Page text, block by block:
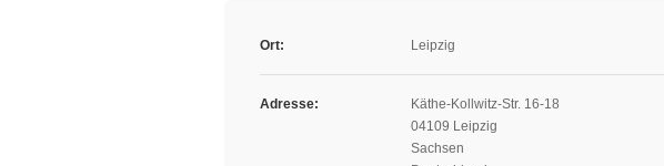
Ort: Leipzig
Adresse:
Käthe-Kollwitz-Str. 16-18
04109 Leipzig
Sachsen